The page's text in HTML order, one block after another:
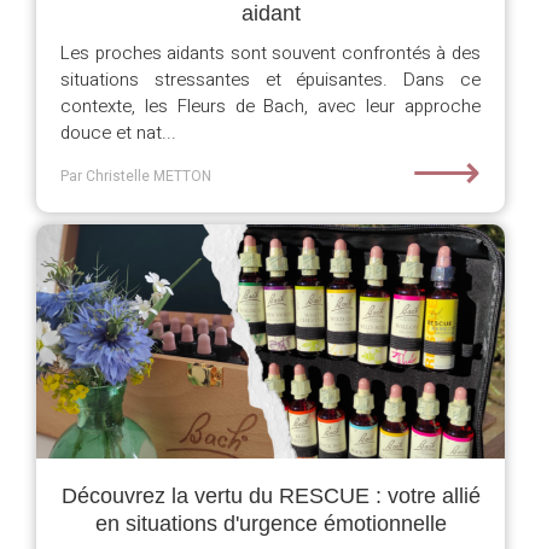
aidant
Les proches aidants sont souvent confrontés à des
situations stressantes et épuisantes. Dans ce
contexte, les Fleurs de Bach, avec leur approche
douce et nat...
Par Christelle METTON ⟶
Découvrez la vertu du RESCUE : votre allié
en situations d'urgence émotionnelle